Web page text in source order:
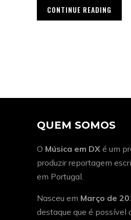
CONTINUE READING
QUEM SOMOS
O Música em DX é um
produzir reportagem
em Portugal.
Nasceu em Março de
destaque que é possível